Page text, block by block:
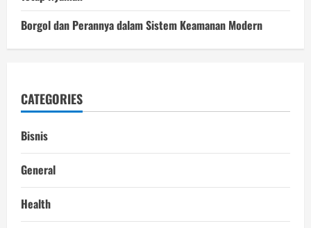
Borgol dan Perannya dalam Sistem Keamanan Modern
CATEGORIES
Bisnis
General
Health